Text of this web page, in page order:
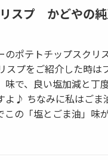
スプ かどやの純
ポテトチップスク
スプをご紹介した時
で、良い塩加減と丁
♪ ちなみに私はごま
の「塩とごま油」味